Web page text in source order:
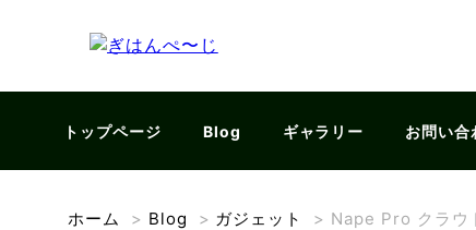
トップページ Blog ギャラリー お問い合
ホーム > Blog > ガジェット > Nape Pro クラウ